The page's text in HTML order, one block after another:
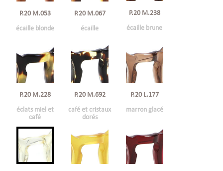
P.20 M.053
écaille blonde
P.20 M.067
écaille
P.20 M.238
écaille brune
P.20 M.228
éclats miel et
café
P.20 M.692
café et cristaux
dorés
P.20 L.177
marron glacé